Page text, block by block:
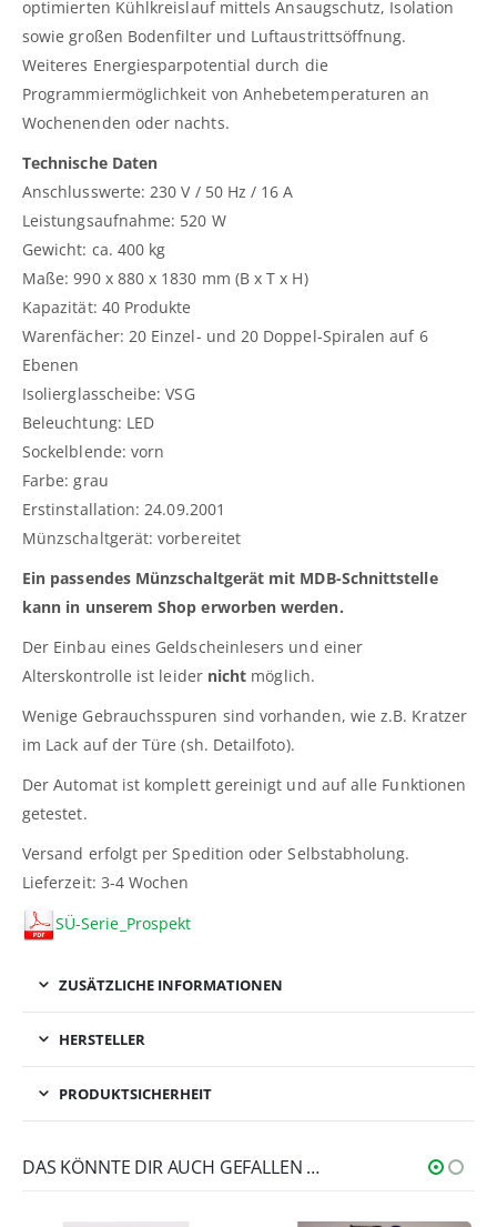
optimierten Kühlkreislauf mittels Ansaugschutz, Isolation
sowie großen Bodenfilter und Luftaustrittsöffnung.
Weiteres Energiesparpotential durch die
Programmiermöglichkeit von Anhebetemperaturen an
Wochenenden oder nachts.
Technische Daten
Anschlusswerte: 230 V / 50 Hz / 16 A
Leistungsaufnahme: 520 W
Gewicht: ca. 400 kg
Maße: 990 x 880 x 1830 mm (B x T x H)
Kapazität: 40 Produkte
Warenfächer: 20 Einzel- und 20 Doppel-Spiralen auf 6
Ebenen
Isolierglasscheibe: VSG
Beleuchtung: LED
Sockelblende: vorn
Farbe: grau
Erstinstallation: 24.09.2001
Münzschaltgerät: vorbereitet
Ein passendes Münzschaltgerät mit MDB-Schnittstelle
kann in unserem Shop erworben werden.
Der Einbau eines Geldscheinlesers und einer
Alterskontrolle ist leider nicht möglich.
Wenige Gebrauchsspuren sind vorhanden, wie z.B. Kratzer
im Lack auf der Türe (sh. Detailfoto).
Der Automat ist komplett gereinigt und auf alle Funktionen
getestet.
Versand erfolgt per Spedition oder Selbstabholung.
Lieferzeit: 3-4 Wochen
SÜ-Serie_Prospekt
ZUSÄTZLICHE INFORMATIONEN
HERSTELLER
PRODUKTSICHERHEIT
DAS KÖNNTE DIR AUCH GEFALLEN …